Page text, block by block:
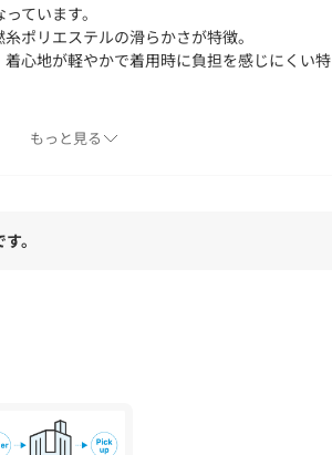
ています。
ポリエステルの滑らかさが特徴。
心地が軽やかで着用時に負担を感じにくい特
、はさみなどできれいにカットしてくださ
もっと見る
。